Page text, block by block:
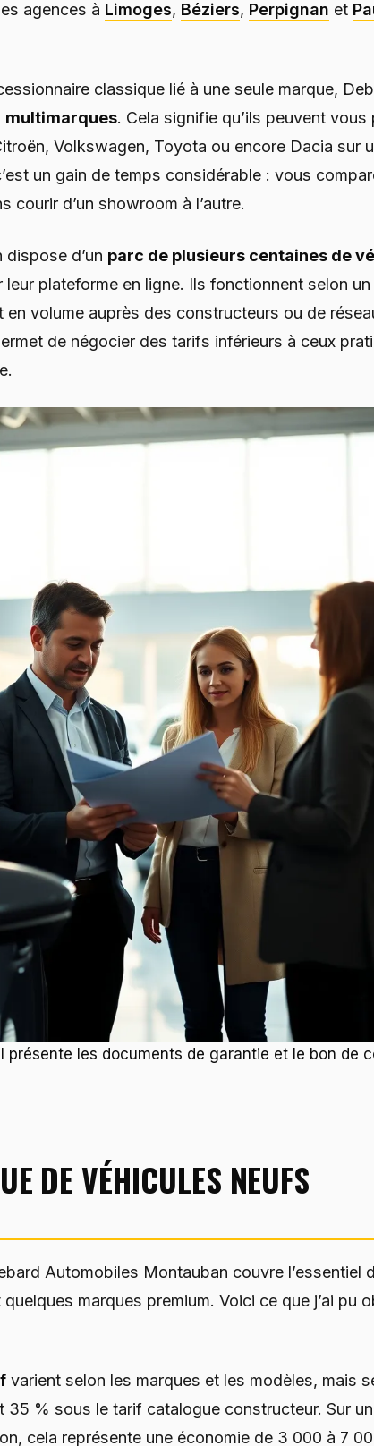
agences à Limoges, Béziers, Perpignan et
classique lié à une seule marque,
multimarques. Cela signifie qu’ils peuvent vous
Volkswagen, Toyota ou encore Dacia sur
un gain de temps considérable : vous
courir d’un showroom à l’autre.
dispose d’un parc de plusieurs centaines de
plateforme en ligne. Ils fonctionnent selon
en volume auprès des constructeurs ou de
de négocier des tarifs inférieurs à ceux
présente les documents de garantie et le bon de
DE VÉHICULES NEUFS
Automobiles Montauban couvre l’essentiel
marques premium. Voici ce que j’ai pu
varient selon les marques et les modèles, mais
35 % sous le tarif catalogue constructeur. Sur
cela représente une économie de 3 000 à 7